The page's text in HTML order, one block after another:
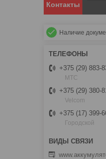
Контакты
Наличие
+375 (29) 883-
МТС
+375 (29) 380-
Velcom
+375 (17) 399-
Городской